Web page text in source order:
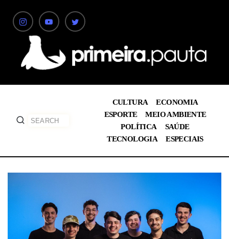
CULTURA
ECONOMIA
ESPORTE
MEIO AMBIENTE
POLÍTICA
SAÚDE
TECNOLOGIA
ESPECIAIS